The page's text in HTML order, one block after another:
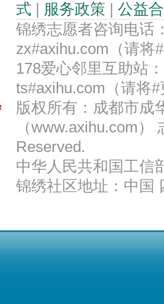
式
服务政策
公益
锦绣志愿者咨询电
zx#axihu.com（请将
178爱心邻里互助站
ts#axihu.com（请将
版权所有：成都市成
（www.axihu.com
Reserved.
中华人民共和国工信
锦绣社区地址：中国